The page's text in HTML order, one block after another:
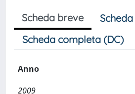
Scheda breve
Scheda completa (DC)
Anno
2009